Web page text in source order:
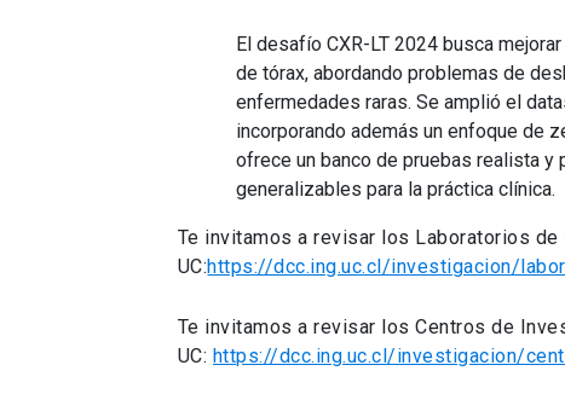
El desafío CXR-LT 2024 busca
de tórax, abordando problemas de
enfermedades raras. Se amplió el
incorporando además un enfoque de
ofrece un banco de pruebas realista
generalizables para la práctica clínica.
Te invitamos a revisar los Laboratorios
UC:https://dcc.ing.uc.cl/investigacion/
Te invitamos a revisar los Centros de
UC: https://dcc.ing.uc.cl/investigacion/